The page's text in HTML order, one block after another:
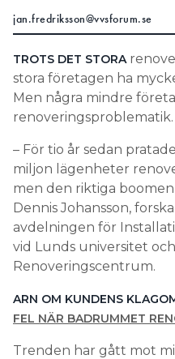
jan.fredriksson@vvsforum.se
TROTS DET STORA
stora företagen ha
Men några mindre
renoveringsproblematik.
– För tio år sedan
miljon lägenheter
men den riktiga
Dennis Johansson,
avdelningen för
vid Lunds universitet
Renoveringscentrum.
ARN OM KUNDENS
FEL NÄR BADRUMMET
Trenden har gått mot